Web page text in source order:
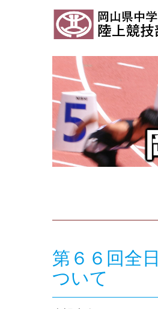
第６６回全
ついて